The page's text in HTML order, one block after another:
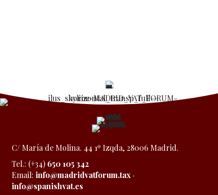
C/ María de Molina. 44 1º Izqda, 28006 Madrid.
Tel.: (+34) 650 105 342
Email: info@madridvatforum.tax ·
info@spanishvat.es